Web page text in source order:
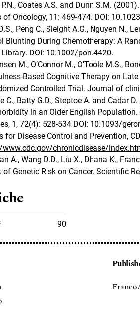
Coates A.S. and Dunn S.M.
of Oncology, 11: 469-474. DOI:
Peng C., Sleight A.G., Nguyen N.,
Blunting During Chemotherapy: A
Library. DOI: 10.1002/pon.4420.
M., O’Connor M., O’Toole M.S.,
Based Cognitive Therapy on
Controlled Trial. Journal of
C., Batty G.D., Steptoe A. and Cadar
in an Older English
1, 72(4): 528-534 DOI: 10.1093/
for Disease Control and Prevention,
www.cdc.gov/chronicdisease/
A., Wang D.D., Liu X., Dhana K.,
of Genetic Risk on Cancer. Scientific
90